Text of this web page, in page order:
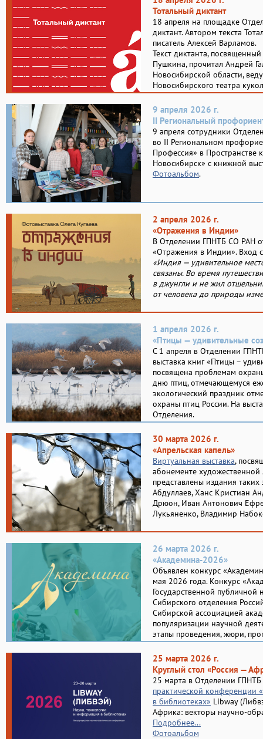
Тотальный диктант
18 апреля на площадке
диктант. Автором текста
писатель Алексей Варламов.
Текст диктанта,
Пушкина, прочитал Андрей
Новосибирской области,
Новосибирского театра
9 апреля 2026 г.
II Региональный
9 апреля сотрудники
во II Региональном
Профессия» в Пространстве
Новосибирск» с книжной
Фотоальбом.
2 апреля 2026 г.
«Отражения в Индии»
В Отделении ГПНТБ СО РАН
«Отражения в Индии». Вход
«Индия — удивительное
связаны. Во время
в джунгли и не жил
от человека до природы
1 апреля 2026 г.
«Птицы — удивительные
С 1 апреля в Отделении
выставка книг «Птицы –
посвящена проблемам
дню птиц, отмечающемуся
экологический праздник
охраны птиц России. На
Отделения.
30 марта 2026 г.
«Апрельская капель»
Виртуальная выставка,
абонементе
представлены издания
Абдуллаев, Ханс Кристиан
Дрюон, Иван Антонович
Лукьяненко, Владимир
26 марта 2026 г.
«Академина-2026»
Объявлен конкурс
мая 2026 года. Конкурс
Государственной публичной
Сибирского отделения
Сибирской ассоциацией
популяризации научной
этапы проведения, жюри,
25 марта 2026 г.
Круглый стол «Россия —
25 марта в Отделении
практической конференции
в библиотеках» Libway
Африка: векторы научно-
Подробнее...
Фотоальбом